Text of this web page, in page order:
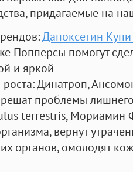
придагаемые на
Дапоксетин
Попперсы помогут
и яркой
: Динатроп,
проблемы
terrestris, Мориамин
вернут
органов, омолодят